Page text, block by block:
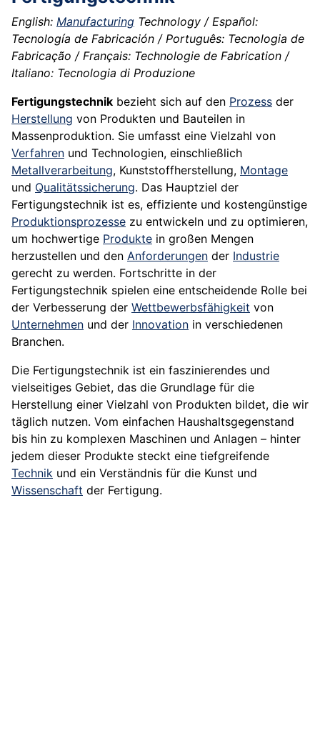
English: Manufacturing Technology / Español:
Tecnología de Fabricación / Português: Tecnologia de
Fabricação / Français: Technologie de Fabrication /
Italiano: Tecnologia di Produzione
Fertigungstechnik bezieht sich auf den Prozess der
Herstellung von Produkten und Bauteilen in
Massenproduktion. Sie umfasst eine Vielzahl von
Verfahren und Technologien, einschließlich
Metallverarbeitung, Kunststoffherstellung, Montage
und Qualitätssicherung. Das Hauptziel der
Fertigungstechnik ist es, effiziente und kostengünstige
Produktionsprozesse zu entwickeln und zu optimieren,
um hochwertige Produkte in großen Mengen
herzustellen und den Anforderungen der Industrie
gerecht zu werden. Fortschritte in der
Fertigungstechnik spielen eine entscheidende Rolle bei
der Verbesserung der Wettbewerbsfähigkeit von
Unternehmen und der Innovation in verschiedenen
Branchen.
Die Fertigungstechnik ist ein faszinierendes und
vielseitiges Gebiet, das die Grundlage für die
Herstellung einer Vielzahl von Produkten bildet, die wir
täglich nutzen. Vom einfachen Haushaltsgegenstand
bis hin zu komplexen Maschinen und Anlagen – hinter
jedem dieser Produkte steckt eine tiefgreifende
Technik und ein Verständnis für die Kunst und
Wissenschaft der Fertigung.